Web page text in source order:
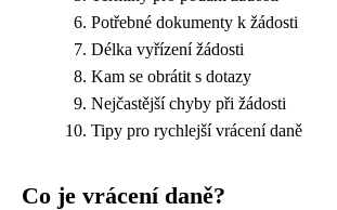
Potřebné dokumenty k žádosti
Délka vyřízení žádosti
Kam se obrátit s dotazy
Nejčastější chyby při žádosti
Tipy pro rychlejší vrácení daně
Co je vrácení daně?